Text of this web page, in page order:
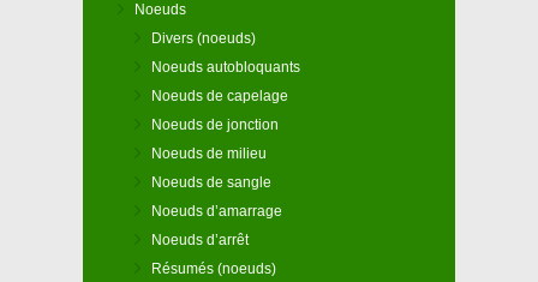
Noeuds
Divers (noeuds)
Noeuds autobloquants
Noeuds de capelage
Noeuds de jonction
Noeuds de milieu
Noeuds de sangle
Noeuds d’amarrage
Noeuds d’arrêt
Résumés (noeuds)